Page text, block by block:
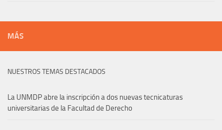
MÁS
NUESTROS TEMAS DESTACADOS
La UNMDP abre la inscripción a dos nuevas tecnicaturas
universitarias de la Facultad de Derecho